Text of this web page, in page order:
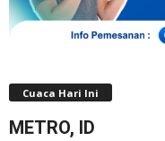
Cuaca Hari Ini
METRO, ID